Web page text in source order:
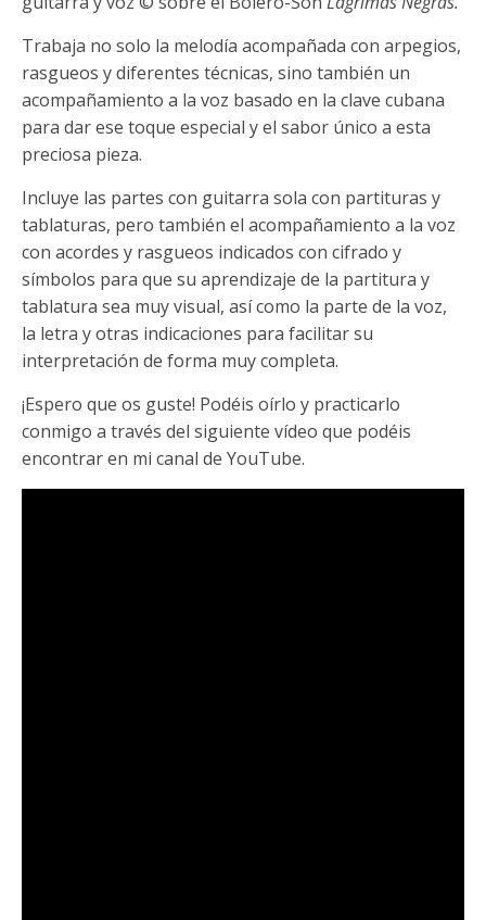
Trabaja no solo la melodía acompañada con arpegios,
rasgueos y diferentes técnicas, sino también un
acompañamiento a la voz basado en la clave cubana
para dar ese toque especial y el sabor único a esta
preciosa pieza.
Incluye las partes con guitarra sola con partituras y
tablaturas, pero también el acompañamiento a la voz
con acordes y rasgueos indicados con cifrado y
símbolos para que su aprendizaje de la partitura y
tablatura sea muy visual, así como la parte de la voz,
la letra y otras indicaciones para facilitar su
interpretación de forma muy completa.
¡Espero que os guste! Podéis oírlo y practicarlo
conmigo a través del siguiente vídeo que podéis
encontrar en mi canal de YouTube.